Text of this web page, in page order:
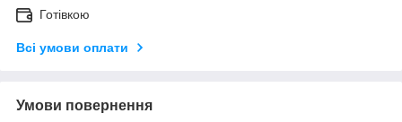
Готівкою
Всі умови оплати
Умови повернення